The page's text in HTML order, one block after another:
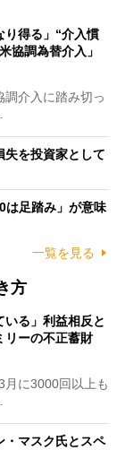
り得る」“介入慣
協調為替介入」
介入に踏み切っ
失を投資家として
は足踏み」が意味
一覧を見る
方
いる」利益相反と
リーの不正蓄財
に3000回以上も
・マスク氏とスペ